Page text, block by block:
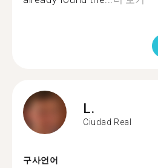
L.
Ciudad Real
구사언어